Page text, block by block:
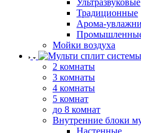
Ультразвуковые
Традиционные
Арома-
Мойки воздуха
2 комнаты
3 комнаты
4 комнаты
5 комнат
до 8 комнат
Внутренние блоки
Настенные